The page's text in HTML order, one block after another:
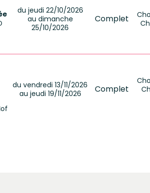
du jeudi 22/10/2026
au dimanche
25/10/2026
Complet
du vendredi 13/11/2026
au jeudi 19/11/2026
Complet